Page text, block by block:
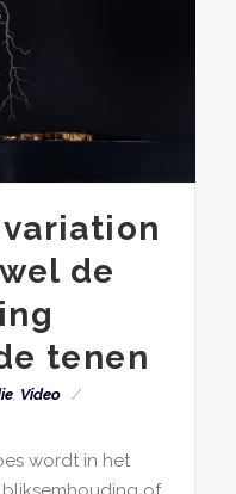
variation
de
tenen
, Video
wordt in het